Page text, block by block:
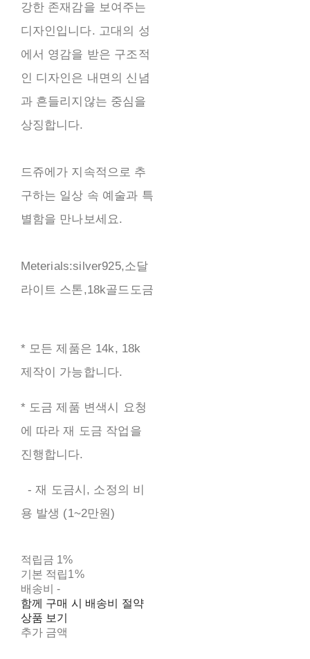
강한 존재감을 보여주는
디자인입니다. 고대의 성
에서 영감을 받은 구조적
인 디자인은 내면의 신념
과 흔들리지않는 중심을
상징합니다.
드쥬에가 지속적으로 추
구하는 일상 속 예술과 특
별함을 만나보세요.
Meterials:silver925,소달
라이트 스톤,18k골드도금
* 모든 제품은 14k, 18k
제작이 가능합니다.
* 도금 제품 변색시 요청
에 따라 재 도금 작업을
진행합니다.
- 재 도금시, 소정의 비
용 발생 (1~2만원)
적립금 1%
기본 적립1%
배송비-
함께 구매 시 배송비 절약
상품 보기
추가 금액